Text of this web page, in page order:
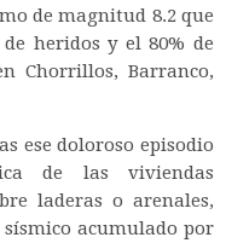
de magnitud 8.2 que
heridos y el 80% de
Chorrillos, Barranco,
ese doloroso episodio
de las viviendas
laderas o arenales,
acumulado por